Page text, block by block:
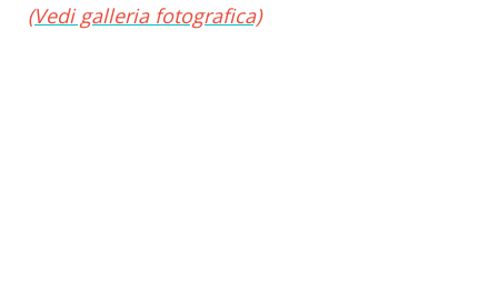
(Vedi galleria fotografica)